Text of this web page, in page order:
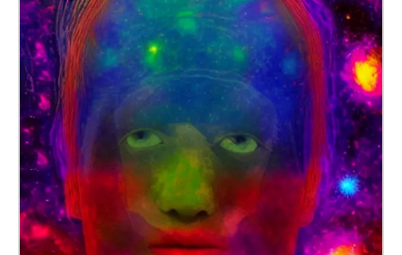
service areas within the Lubelska Spoldzielnia
Mieszkaniowa\* (LSM) complex (e.g. the Apteka,
Kindergarten etc) with a parabola-shaped roof has
been adapted by Curgenven into an audio work
which offers a playful renewal of LSM’s Open Form
Theatre. The “Lubelski Pawilon Powietrza Formy
Otwartej” (Lublin Open Form Pavilion of Air) is a
floating roof of sound which is heard to extend
across the Open Form Theatre, triggered by GPS and
accessed via a smartphone, headphones and the
echoes.xyz app. Inspired by Polish architects Oskar
& Zofia Hansen’s “Open Form” architectural concept